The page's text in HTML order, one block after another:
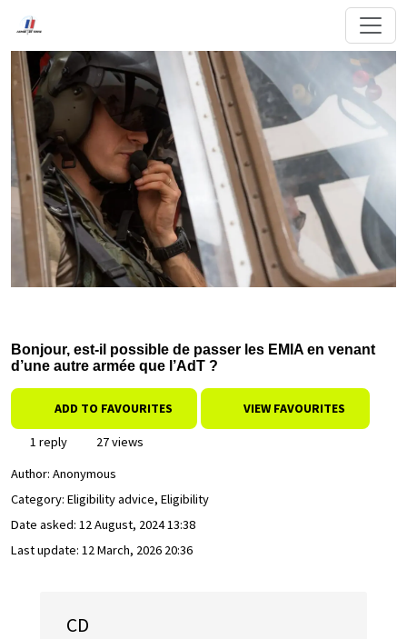
Bonjour, est-il possible de passer les EMIA en venant
d’une autre armée que l’AdT ?
ADD TO FAVOURITES VIEW FAVOURITES
1 reply
27 views
Author: Anonymous
Category: Eligibility advice, Eligibility
Date asked: 12 August, 2024 13:38
Last update: 12 March, 2026 20:36
CD